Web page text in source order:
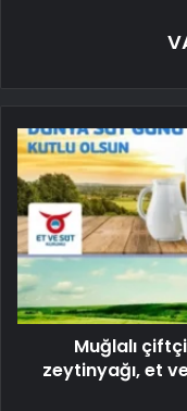
Muğlalı
zeytinyağı, et